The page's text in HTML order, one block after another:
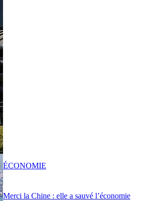
Merci la Chine : elle a sauvé l’économie
ÉCONOMIE